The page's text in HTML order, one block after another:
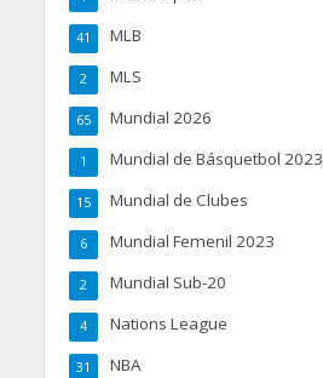
MLB
41
MLS
2
Mundial 2026
65
Mundial de Básquetbol 2023
1
Mundial de Clubes
15
Mundial Femenil 2023
6
Mundial Sub-20
2
Nations League
4
NBA
31